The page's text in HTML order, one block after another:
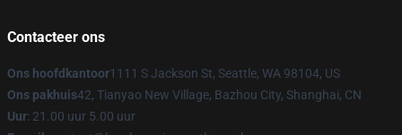
Contacteer ons
Ons hoofdkantoor1111 S Jackson St, Seattle, WA 98104, US
Ons pakhuis42, Tianyao New Village, Bazhou City, Shanghai, CN
Uur: 21.00 uur 5.00 uur